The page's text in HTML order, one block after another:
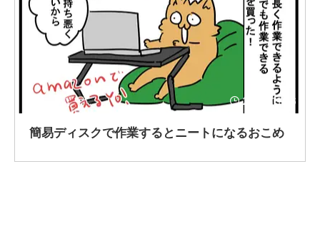
2020/11/16
簡易ディスクで作業するとニートになるおこめ